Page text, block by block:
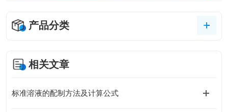
产品分类
相关文章
标准溶液的配制方法及计算公式